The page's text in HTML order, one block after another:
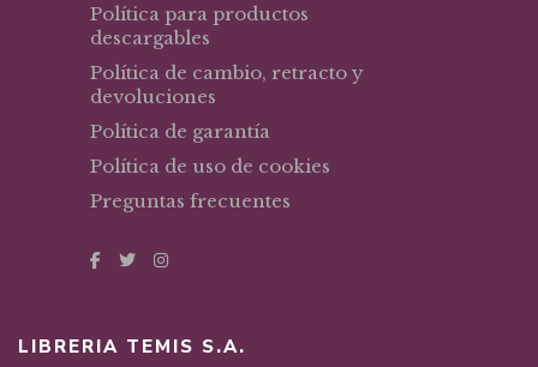
Política para productos
descargables
Política de cambio, retracto y
devoluciones
Política de garantía
Política de uso de cookies
Preguntas frecuentes
LIBRERIA TEMIS S.A.